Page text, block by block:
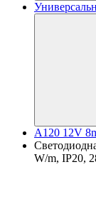
A120 12V
W/m, IP20,